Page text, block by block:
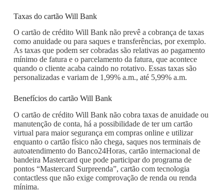
Taxas do cartão Will Bank
O cartão de crédito Will Bank não prevê a cobrança de taxas
como anuidade ou para saques e transferências, por exemplo.
As taxas que podem ser cobradas são relativas ao pagamento
mínimo de fatura e o parcelamento da fatura, que acontece
quando o cliente acaba caindo no rotativo. Essas taxas são
personalizadas e variam de 1,99% a.m., até 5,99% a.m.
Benefícios do cartão Will Bank
O cartão de crédito Will Bank não cobra taxas de anuidade ou
manutenção de conta, há a possibilidade de ter um cartão
virtual para maior segurança em compras online e utilizar
enquanto o cartão físico não chega, saques nos terminais de
autoatendimento do Banco24Horas, cartão internacional de
bandeira Mastercard que pode participar do programa de
pontos “Mastercard Surpreenda”, cartão com tecnologia
contactless que não exige comprovação de renda ou renda
mínima.